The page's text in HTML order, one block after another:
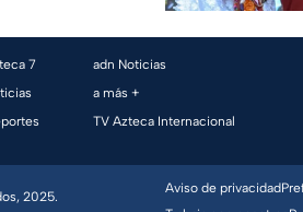
7
adn Noticias
a más +
TV Azteca Internacional
2025.
Aviso de privacidad